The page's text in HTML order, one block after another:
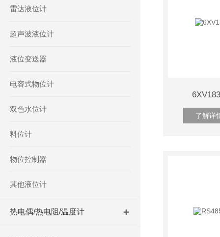
雷达液位计
超声波液位计
液位变送器
电容式物位计
双色水位计
料位计
物位控制器
其他液位计
热电偶/热电阻/温度计
了解详